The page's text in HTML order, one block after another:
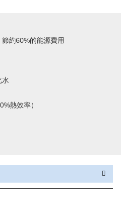
約60%的能源費用
水
熱效率）